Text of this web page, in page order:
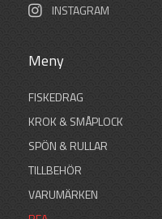
INSTAGRAM
Meny
FISKEDRAG
KROK & SMÅPLOCK
SPÖN & RULLAR
TILLBEHÖR
VARUMÄRKEN